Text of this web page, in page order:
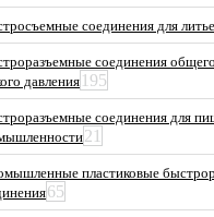
соединения для
соединения
давления 195
соединения для
21
пластиковые
65